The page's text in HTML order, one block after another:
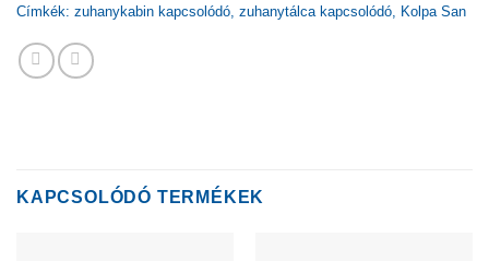
Címkék: zuhanykabin kapcsolódó, zuhanytálca kapcsolódó, Kolpa San
KAPCSOLÓDÓ TERMÉKEK